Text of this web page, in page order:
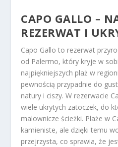
CAPO GALLO –
REZERWAT I
Capo Gallo to rezerwat
od Palermo, który kryje w
najpiękniejszych plaż w
pewnością przypadnie do
natury i ciszy. W rezerwacie
wiele ukrytych zatoczek, do
malownicze ścieżki. Plaże w
kamieniste, ale dzięki temu
przejrzysta, co sprawia, że